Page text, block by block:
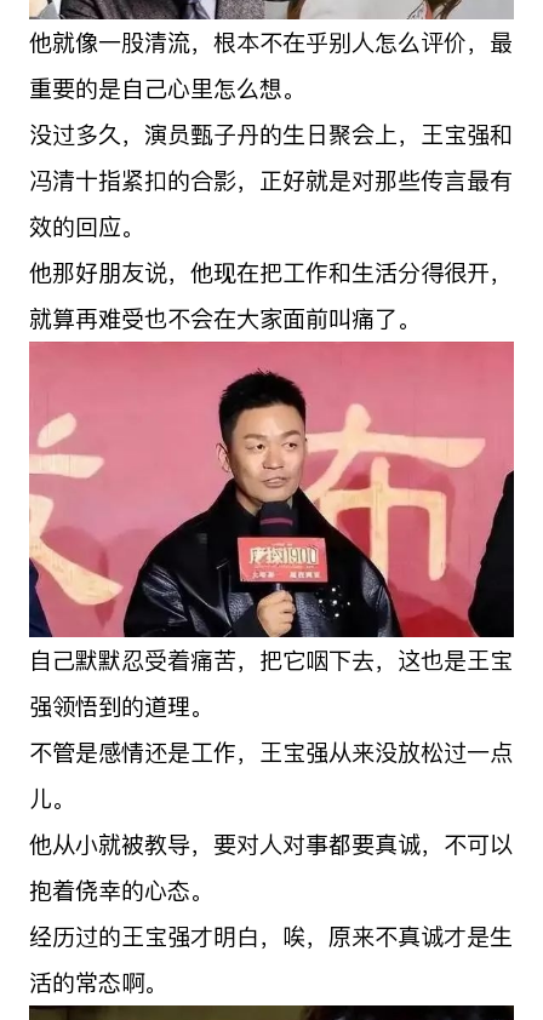
他就像一股清流，根本不在乎别人怎么评价，最
重要的是自己心里怎么想。
没过多久，演员甄子丹的生日聚会上，王宝强和
冯清十指紧扣的合影，正好就是对那些传言最有
效的回应。
他那好朋友说，他现在把工作和生活分得很开，
就算再难受也不会在大家面前叫痛了。
自己默默忍受着痛苦，把它咽下去，这也是王宝
强领悟到的道理。
不管是感情还是工作，王宝强从来没放松过一点
儿。
他从小就被教导，要对人对事都要真诚，不可以
抱着侥幸的心态。
经历过的王宝强才明白，唉，原来不真诚才是生
活的常态啊。